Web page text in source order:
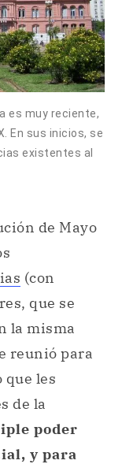
es muy reciente,
En sus inicios, se
existentes al
de Mayo
(con
que se
la misma
reunió para
les
de la
poder
y para